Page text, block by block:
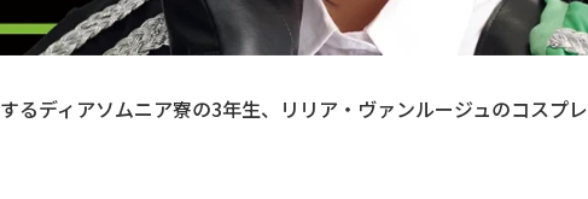
るディアソムニア寮の3年生、リリア・ヴァンルージュのコスプレ